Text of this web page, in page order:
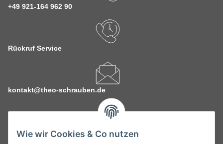
Wie wir Cookies & Co nutzen
+49 921-164 962 90
Rückruf Service
kontakt@theo-schrauben.de